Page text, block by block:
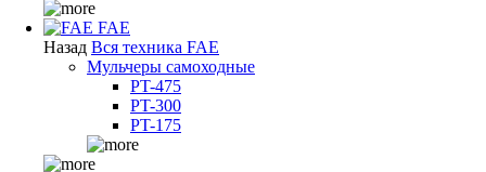
FAE
Назад Вся техника FAE
Мульчеры самоходные
PT-475
PT-300
PT-175